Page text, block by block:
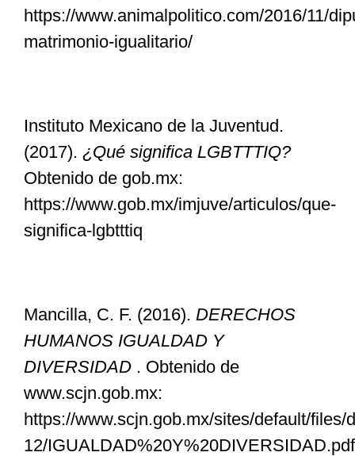
https://www.animalpolitico.com/2016/11/
matrimonio-igualitario/
Instituto Mexicano de la Juventud.
(2017). ¿Qué significa LGBTTTIQ?
Obtenido de gob.mx:
https://www.gob.mx/imjuve/articulos/que-
significa-lgbtttiq
Mancilla, C. F. (2016). DERECHOS
HUMANOS IGUALDAD Y
DIVERSIDAD . Obtenido de
www.scjn.gob.mx:
https://www.scjn.gob.mx/sites/default/
12/IGUALDAD%20Y%20DIVERSIDAD.pdf